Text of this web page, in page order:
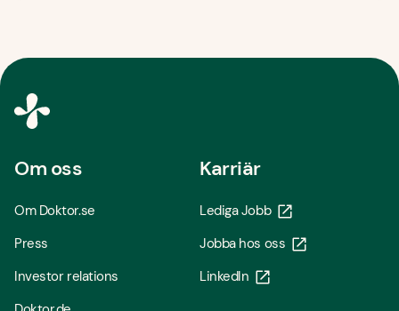
Om oss
Om Doktor.se
Press
Investor relations
Karriär
Lediga Jobb
Jobba hos oss
LinkedIn